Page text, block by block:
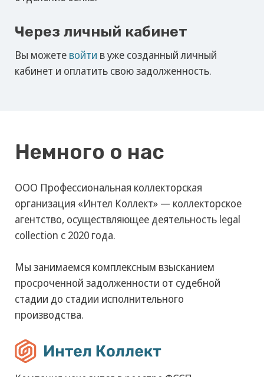
стадии до стадии исполнительного
Компания находится в реестре ФССП
Последние новости
8-800-700-47-11
С 6:00 до 21:00 по МСК.
Рассмотрим ваше обращение в
ближайшее время.
Банковские реквизиты
Документы